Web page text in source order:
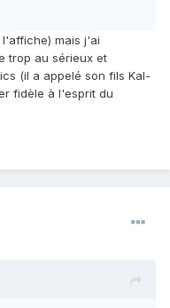
mais j'ai
trop au sérieux et
(il a appelé son fils Kal-
fidèle à l'esprit du